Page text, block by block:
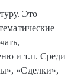
Это
и т.п. Среди
«Сделки»,